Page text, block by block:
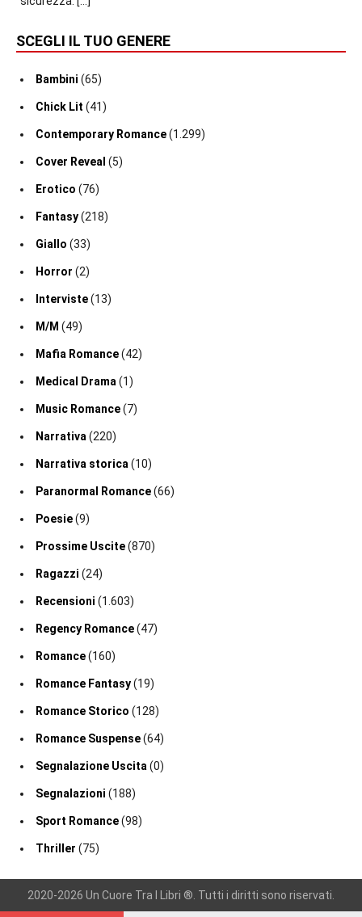
SCEGLI IL TUO GENERE
Bambini (65)
Chick Lit (41)
Contemporary Romance(1.299)
Cover Reveal (5)
Erotico (76)
Fantasy(218)
Giallo (33)
Horror (2)
Interviste(13)
M/M (49)
Mafia Romance(42)
Medical Drama (1)
Music Romance(7)
Narrativa (220)
Narrativa storica (10)
Paranormal Romance(66)
Poesie(9)
Prossime Uscite(870)
Ragazzi (24)
Recensioni (1.603)
Regency Romance(47)
Romance(160)
Romance Fantasy(19)
Romance Storico (128)
Romance Suspense(64)
Segnalazione Uscita (0)
Segnalazioni (188)
Sport Romance(98)
Thriller (75)
2020-2026 Un Cuore Tra I Libri ®. Tutti i diritti sono riservati.